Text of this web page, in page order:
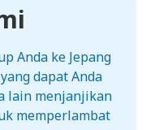
Anda ke Jepang
dapat Anda
lain menjanjikan
memperlambat